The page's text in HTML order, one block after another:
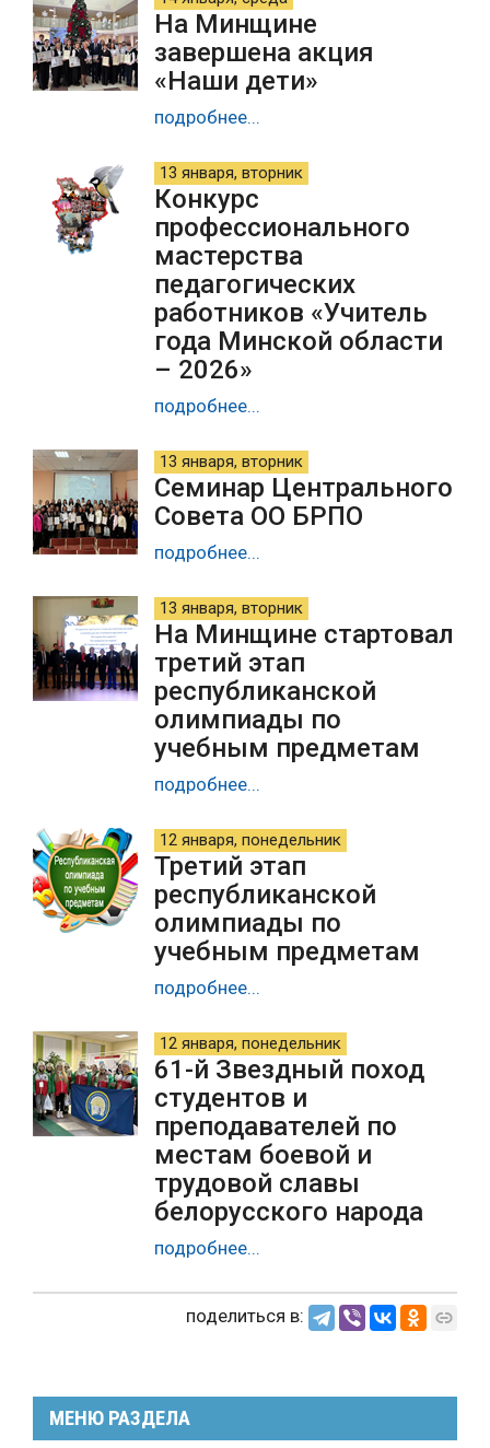
На Минщине
завершена акция
«Наши дети»
подробнее...
13 января, вторник
Конкурс
профессионального
мастерства
педагогических
работников «Учитель
года Минской области
– 2026»
подробнее...
13 января, вторник
Семинар Центрального
Совета ОО БРПО
подробнее...
13 января, вторник
На Минщине стартовал
третий этап
республиканской
олимпиады по
учебным предметам
подробнее...
12 января, понедельник
Третий этап
республиканской
олимпиады по
учебным предметам
подробнее...
12 января, понедельник
61-й Звездный поход
студентов и
преподавателей по
местам боевой и
трудовой славы
белорусского народа
подробнее...
поделиться в:
МЕНЮ РАЗДЕЛА